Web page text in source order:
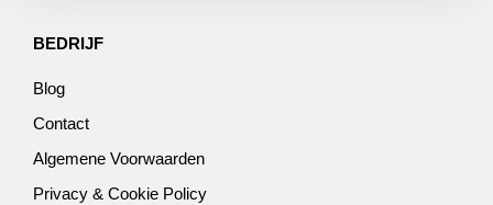
BEDRIJF
Blog
Contact
Algemene Voorwaarden
Privacy & Cookie Policy